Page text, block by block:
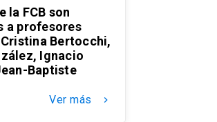
la FCB son
a profesores
Bertocchi,
Ignacio
Baptiste
Ver más keyboard_arrow_right